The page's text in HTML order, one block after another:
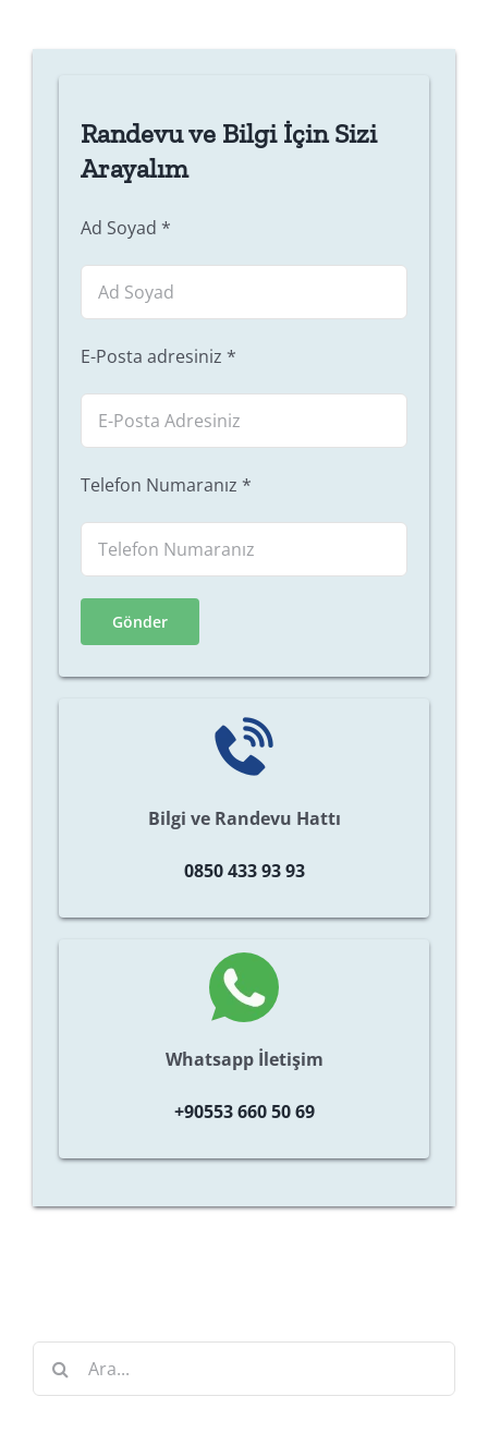
Randevu ve Bilgi İçin Sizi
Arayalım
Ad Soyad *
E-Posta adresiniz *
Telefon Numaranız *
Bilgi ve Randevu Hattı
0850 433 93 93
Whatsapp İletişim
+90553 660 50 69